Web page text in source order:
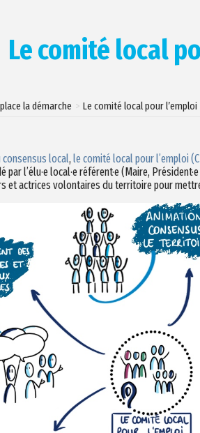
Le comité local
la démarche Le comité local pour l’emploi
local, le comité local pour l’emploi
l’élu·e local·e référent·e (Maire,
et actrices volontaires du territoire pour